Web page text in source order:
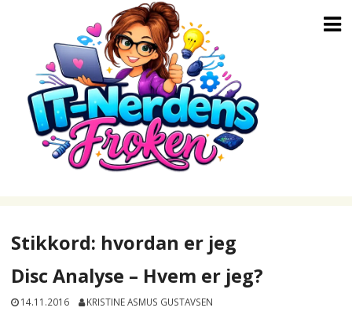
Stikkord: hvordan er jeg
Disc Analyse – Hvem er jeg?
14.11.2016 KRISTINE ASMUS GUSTAVSEN